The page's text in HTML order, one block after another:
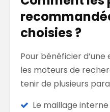
choisies ?
Pour bénéficier
les moteurs de
tenir de plusieurs
Le maillage interne